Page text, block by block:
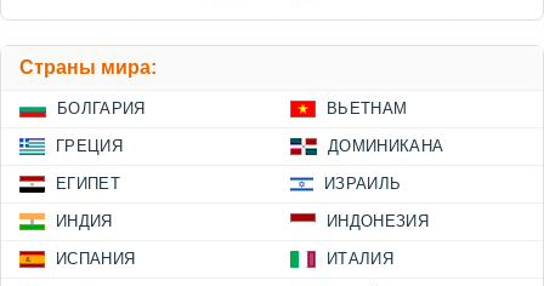
Страны мира:
БОЛГАРИЯ ВЬЕТНАМ
ГРЕЦИЯ ДОМИНИКАНА
ЕГИПЕТ ИЗРАИЛЬ
ИНДИЯ ИНДОНЕЗИЯ
ИСПАНИЯ ИТАЛИЯ